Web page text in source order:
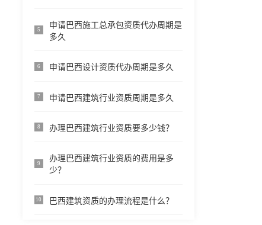
5
申请巴西施工总承包资质代办周期是
多久
6 申请巴西设计资质代办周期是多久
7 申请巴西建筑行业资质周期是多久
8 办理巴西建筑行业资质要多少钱？
9
办理巴西建筑行业资质的费用是多
少？
10 巴西建筑资质的办理流程是什么？